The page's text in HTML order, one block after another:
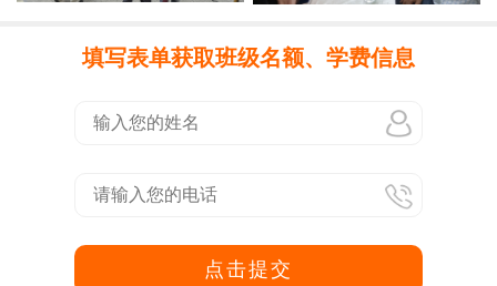
填写表单获取班级名额、学费信息
点击提交